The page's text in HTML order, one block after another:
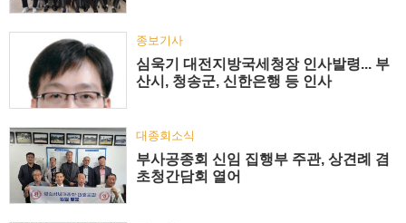
종보기사
심욱기 대전지방국세청장 인사발령... 부
산시, 청송군, 신한은행 등 인사
대종회소식
부사공종회 신임 집행부 주관, 상견례 겸
초청간담회 열어